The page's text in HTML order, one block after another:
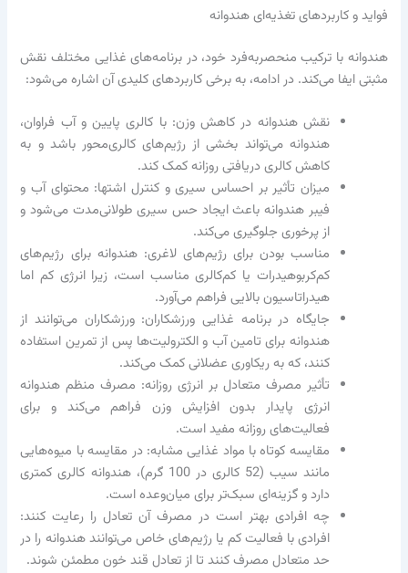
فواید و کاربردهای تغذیه‌ای هندوانه
هندوانه با ترکیب منحصربه‌فرد خود، در برنامه‌های غذایی مختلف نقش
مثبتی ایفا می‌کند. در ادامه، به برخی کاربردهای کلیدی آن اشاره می‌شود:
نقش هندوانه در کاهش وزن: با کالری پایین و آب فراوان،
هندوانه می‌تواند بخشی از رژیم‌های کالری‌محور باشد و به
کاهش کالری دریافتی روزانه کمک کند.
میزان تأثیر بر احساس سیری و کنترل اشتها: محتوای آب و
فیبر هندوانه باعث ایجاد حس سیری طولانی‌مدت می‌شود و
از پرخوری جلوگیری می‌کند.
مناسب بودن برای رژیم‌های لاغری: هندوانه برای رژیم‌های
کم‌کربوهیدرات یا کم‌کالری مناسب است، زیرا انرژی کم اما
هیدراتاسیون بالایی فراهم می‌آورد.
جایگاه در برنامه غذایی ورزشکاران: ورزشکاران می‌توانند از
هندوانه برای تامین آب و الکترولیت‌ها پس از تمرین استفاده
کنند، که به ریکاوری عضلانی کمک می‌کند.
تأثیر مصرف متعادل بر انرژی روزانه: مصرف منظم هندوانه
انرژی پایدار بدون افزایش وزن فراهم می‌کند و برای
فعالیت‌های روزانه مفید است.
مقایسه کوتاه با مواد غذایی مشابه: در مقایسه با میوه‌هایی
مانند سیب (52 کالری در 100 گرم)، هندوانه کالری کمتری
دارد و گزینه‌ای سبک‌تر برای میان‌وعده است.
چه افرادی بهتر است در مصرف آن تعادل را رعایت کنند:
افرادی با فعالیت کم یا رژیم‌های خاص می‌توانند هندوانه را در
حد متعادل مصرف کنند تا از تعادل قند خون مطمئن شوند.